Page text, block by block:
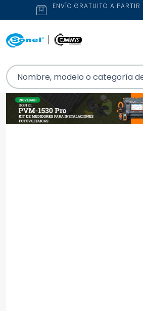
ENVÍO GRATUITO A